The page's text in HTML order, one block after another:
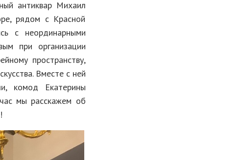
антиквар Михаил
рядом с Красной
с неординарными
при организации
пространству,
Вместе с ней
комод Екатерины
мы расскажем об